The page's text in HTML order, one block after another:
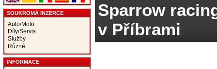
SOUKROMÁ INZERCE
Auto/Moto
Díly/Servis
Služby
Různé
INFORMACE
Sparrow
v Příbrami